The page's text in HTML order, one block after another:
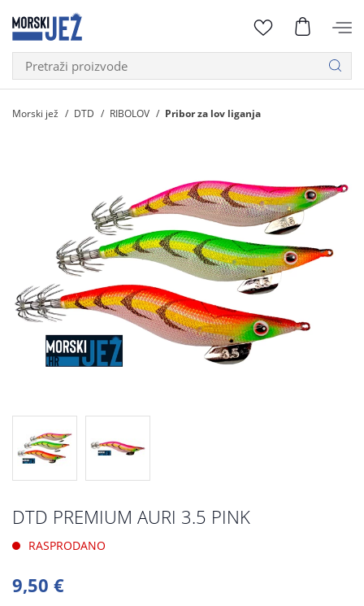
Morski jež DTD RIBOLOV Pribor za lov liganja
DTD PREMIUM AURI 3.5 PINK
RASPRODANO
9,50 €